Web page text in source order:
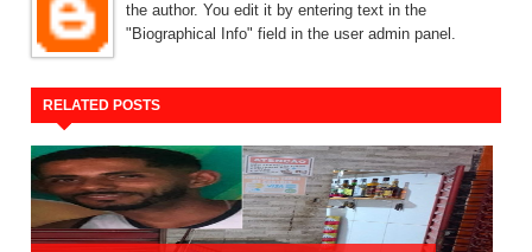
the author. You edit it by entering text in the
"Biographical Info" field in the user admin panel.
RELATED POSTS